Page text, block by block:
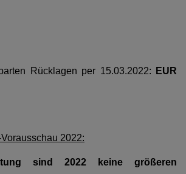
Rücklagen per 15.03.2022:
EUR
2022:
sind 2022 keine größeren